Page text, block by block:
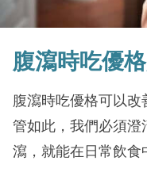
腹瀉時吃優
腹瀉時吃優格可以改
管如此，我們必須澄
瀉，就能在日常飲食